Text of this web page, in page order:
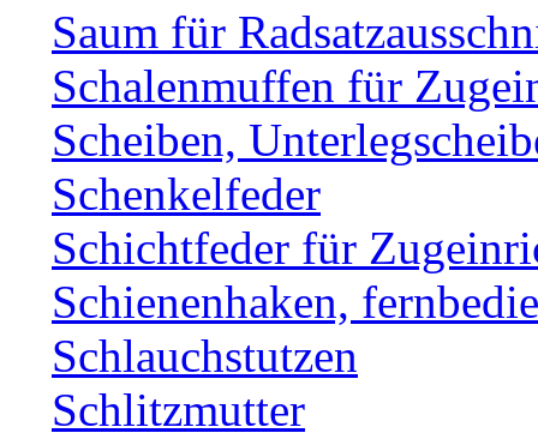
Saum für
Schalenmuffen für
Scheiben,
Schenkelfeder
Schichtfeder für
Schienenhaken,
Schlauchstutzen
Schlitzmutter